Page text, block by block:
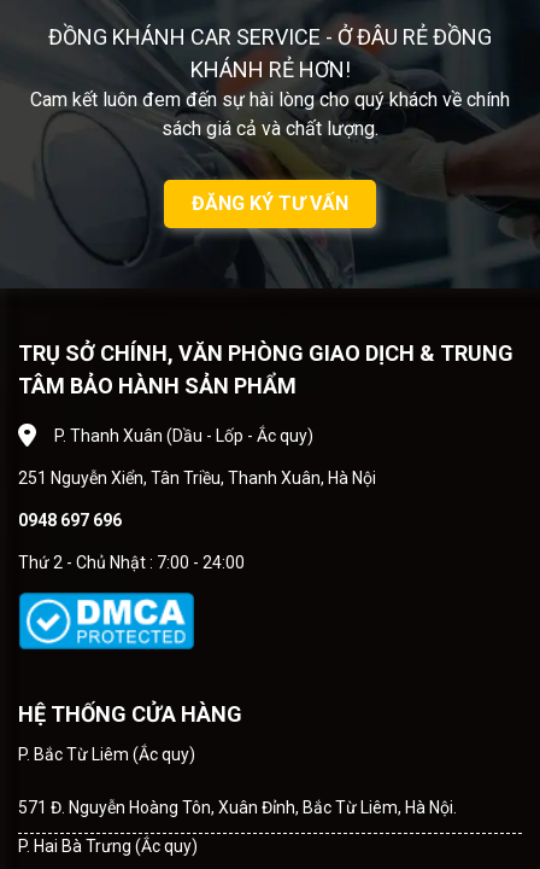
ĐỒNG KHÁNH CAR SERVICE - Ở ĐÂU RẺ ĐỒNG
KHÁNH RẺ HƠN!
Cam kết luôn đem đến sự hài lòng cho quý khách về chính
sách giá cả và chất lượng.
ĐĂNG KÝ TƯ VẤN
TRỤ SỞ CHÍNH, VĂN PHÒNG GIAO DỊCH & TRUNG
TÂM BẢO HÀNH SẢN PHẨM
P. Thanh Xuân (Dầu - Lốp - Ắc quy)
251 Nguyễn Xiển, Tân Triều, Thanh Xuân, Hà Nội
0948 697 696
Thứ 2 - Chủ Nhật : 7:00 - 24:00
HỆ THỐNG CỬA HÀNG
P. Bắc Từ Liêm (Ắc quy)
571 Đ. Nguyễn Hoàng Tôn, Xuân Đỉnh, Bắc Từ Liêm, Hà Nội.
P. Hai Bà Trưng (Ắc quy)